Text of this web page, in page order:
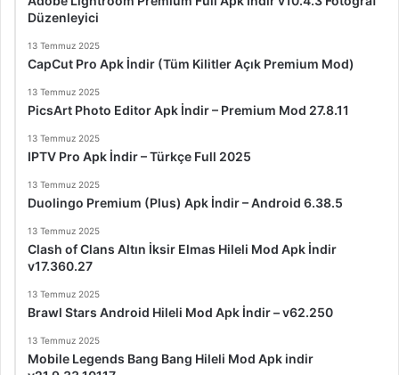
Düzenleyici
13 Temmuz 2025
CapCut Pro Apk İndir (Tüm Kilitler Açık Premium Mod)
13 Temmuz 2025
PicsArt Photo Editor Apk İndir – Premium Mod 27.8.11
13 Temmuz 2025
IPTV Pro Apk İndir – Türkçe Full 2025
13 Temmuz 2025
Duolingo Premium (Plus) Apk İndir – Android 6.38.5
13 Temmuz 2025
Clash of Clans Altın İksir Elmas Hileli Mod Apk İndir
v17.360.27
13 Temmuz 2025
Brawl Stars Android Hileli Mod Apk İndir – v62.250
13 Temmuz 2025
Mobile Legends Bang Bang Hileli Mod Apk indir